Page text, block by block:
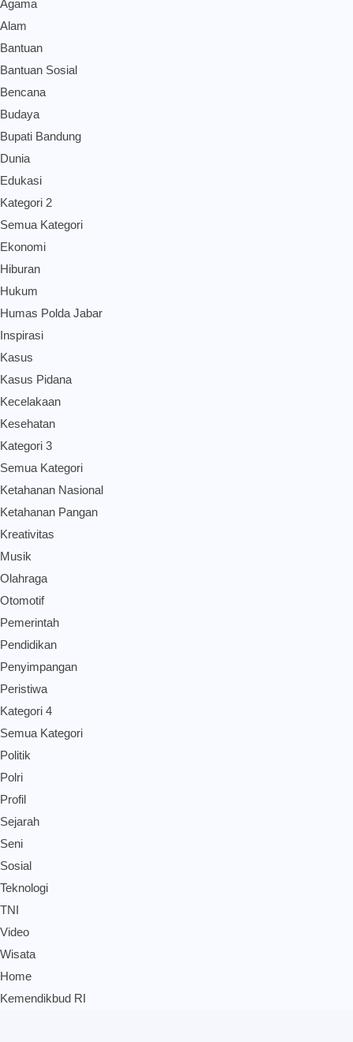
Agama
Alam
Bantuan
Bantuan Sosial
Bencana
Budaya
Bupati Bandung
Dunia
Edukasi
Kategori 2
Semua Kategori
Ekonomi
Hiburan
Hukum
Humas Polda Jabar
Inspirasi
Kasus
Kasus Pidana
Kecelakaan
Kesehatan
Kategori 3
Semua Kategori
Ketahanan Nasional
Ketahanan Pangan
Kreativitas
Musik
Olahraga
Otomotif
Pemerintah
Pendidikan
Penyimpangan
Peristiwa
Kategori 4
Semua Kategori
Politik
Polri
Profil
Sejarah
Seni
Sosial
Teknologi
TNI
Video
Wisata
Home
Kemendikbud RI